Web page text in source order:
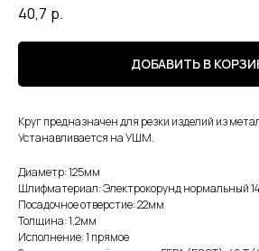
40,7 р.
ДОБАВИТЬ В
Круг предназначен для резки изделий из
Устанавливается на УШМ.
Диаметр: 125мм
Шлифматериал: Электрокорунд нормальный
Посадочное отверстие: 22мм
Толщина: 1,2мм
Исполнение: 1 прямое